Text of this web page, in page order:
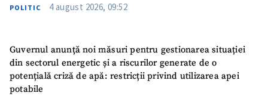
POLITIC 4 august 2026, 09:52
Guvernul anunță noi măsuri pentru gestionarea situației
din sectorul energetic și a riscurilor generate de o
potențială criză de apă: restricții privind utilizarea apei
potabile